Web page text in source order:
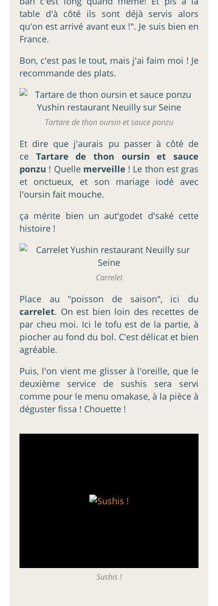
table d'à côté ils sont déjà servis alors
qu'on est arrivé avant eux !". Je suis bien en
France.
Bon, c'est pas le tout, mais j'ai faim moi ! Je
recommande des plats.
Tartare de thon oursin et sauce ponzu
Et dire que j'aurais pu passer à côté de
ce Tartare de thon oursin et sauce
ponzu ! Quelle merveille ! Le thon est gras
et onctueux, et son mariage iodé avec
l'oursin fait mouche.
ça mérite bien un aut'godet d'saké cette
histoire !
Carrelet
Place au "poisson de saison", ici du
carrelet. On est bien loin des recettes de
par cheu moi. Ici le tofu est de la partie, à
piocher au fond du bol. C'est délicat et bien
agréable.
Puis, l'on vient me glisser à l'oreille, que le
deuxième service de sushis sera servi
comme pour le menu omakase, à la pièce à
déguster fissa ! Chouette !
Sushis !